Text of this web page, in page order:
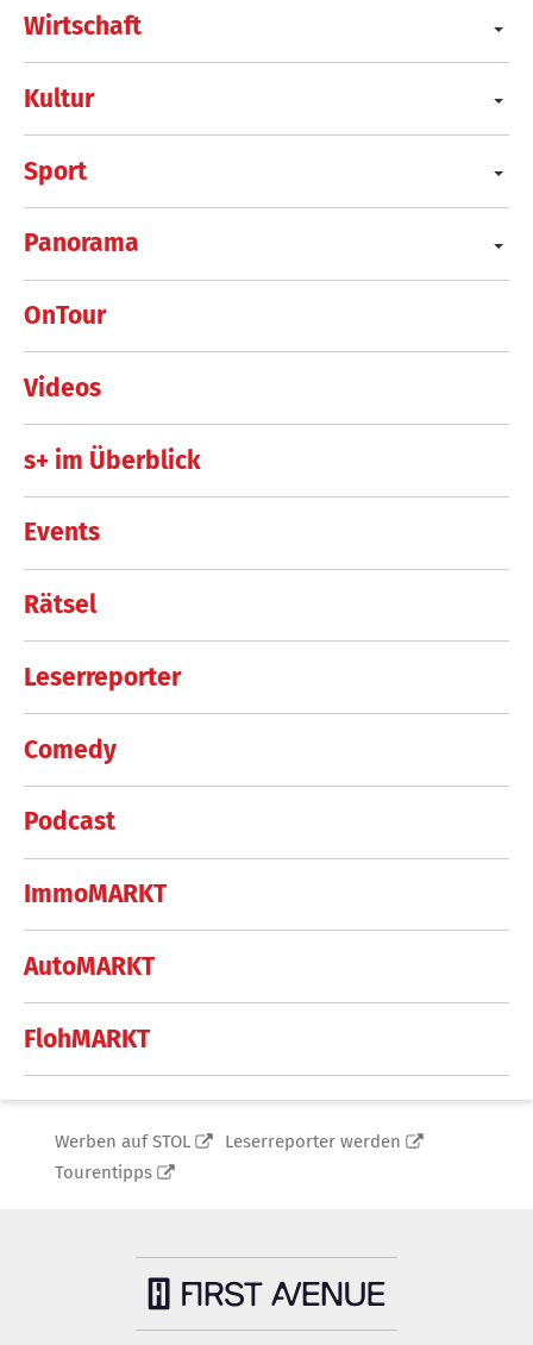
Wirtschaft
Kultur
Sport
Panorama
OnTour
Videos
s+ im Überblick
Events
Rätsel
Leserreporter
Comedy
Podcast
ImmoMARKT
AutoMARKT
FlohMARKT
Werben auf STOL
Leserreporter werden
Tourentipps